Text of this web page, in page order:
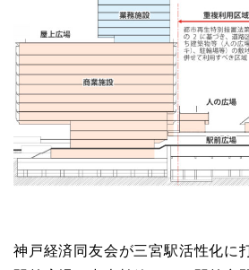
神戸経済同友会が三宮駅活性化に